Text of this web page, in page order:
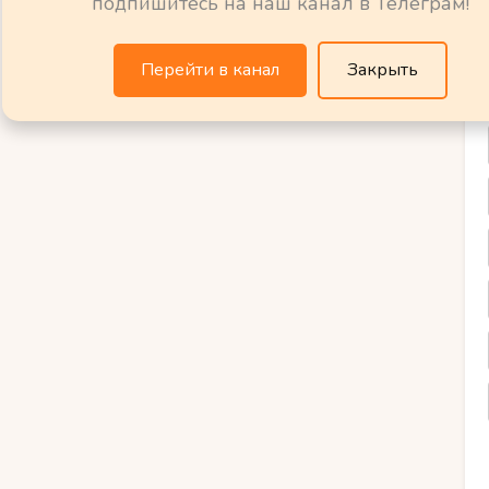
вид на город и Адриатическое море.
украшающий главную площадь
оборонительную стену, охватывающую
Это лишь несколько примеров того, что
Перейти в канал Закрыть